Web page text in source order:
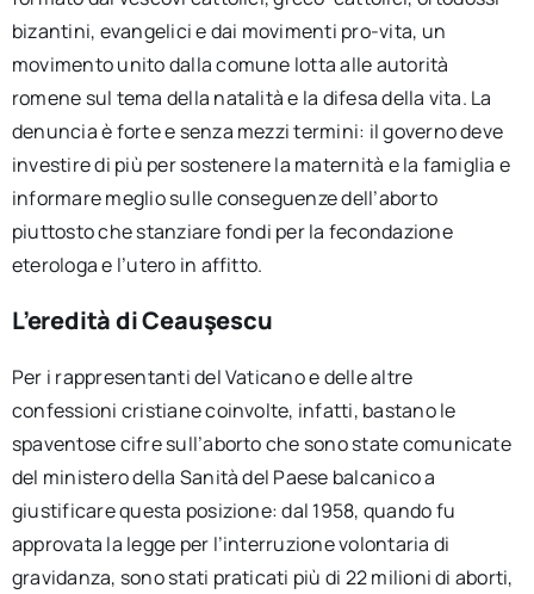
bizantini, evangelici e dai movimenti pro-vita, un
movimento unito dalla comune lotta alle autorità
romene sul tema della natalità e la difesa della vita. La
denuncia è forte e senza mezzi termini: il governo deve
investire di più per sostenere la maternità e la famiglia e
informare meglio sulle conseguenze dell’aborto
piuttosto che stanziare fondi per la fecondazione
eterologa e l’utero in affitto.
L’eredità di Ceauşescu
Per i rappresentanti del Vaticano e delle altre
confessioni cristiane coinvolte, infatti, bastano le
spaventose cifre sull’aborto che sono state comunicate
del ministero della Sanità del Paese balcanico a
giustificare questa posizione: dal 1958, quando fu
approvata la legge per l’interruzione volontaria di
gravidanza, sono stati praticati più di 22 milioni di aborti,